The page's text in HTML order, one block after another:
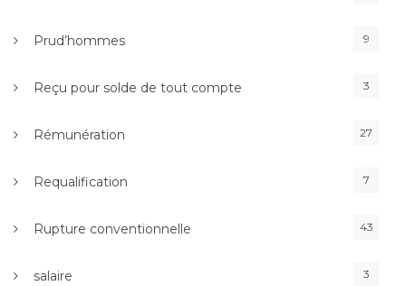
Prud’hommes 9
Reçu pour solde de tout compte 3
Rémunération 27
Requalification 7
Rupture conventionnelle 43
salaire 3